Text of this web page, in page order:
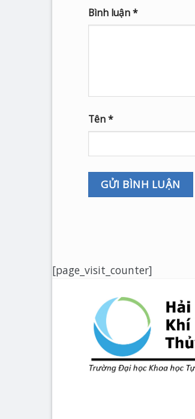
Bình luận*
Tên*
[page_visit_counter]